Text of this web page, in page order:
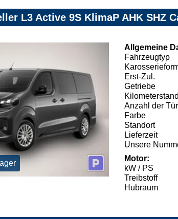
L3 Active 9S KlimaP AHK SHZ
Allgemeine
Fahrzeugtyp
Erst-Zul.
Getriebe
Kilometerstand
Anzahl der
Farbe
Standort
Lieferzeit
Unsere
Motor:
kW / PS
Treibstoff
Hubraum